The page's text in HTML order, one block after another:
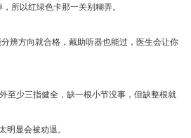
所以红绿色卡那一关别糊弄。
分辨方向就合格，戴助听器也能过，医生会让你
至少三指健全，缺一根小节没事，但缺整根就
明显会被劝退。